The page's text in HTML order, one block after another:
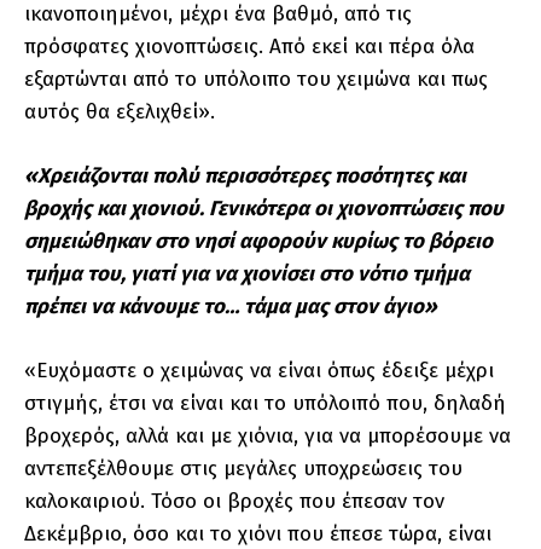
ικανοποιημένοι, μέχρι ένα βαθμό, από τις
πρόσφατες χιονοπτώσεις. Από εκεί και πέρα όλα
εξαρτώνται από το υπόλοιπο του χειμώνα και πως
αυτός θα εξελιχθεί».
«Χρειάζονται πολύ περισσότερες ποσότητες και
βροχής και χιονιού. Γενικότερα οι χιονοπτώσεις που
σημειώθηκαν στο νησί αφορούν κυρίως το βόρειο
τμήμα του, γιατί για να χιονίσει στο νότιο τμήμα
πρέπει να κάνουμε το… τάμα μας στον άγιο»
«Ευχόμαστε ο χειμώνας να είναι όπως έδειξε μέχρι
στιγμής, έτσι να είναι και το υπόλοιπό που, δηλαδή
βροχερός, αλλά και με χιόνια, για να μπορέσουμε να
αντεπεξέλθουμε στις μεγάλες υποχρεώσεις του
καλοκαιριού. Τόσο οι βροχές που έπεσαν τον
Δεκέμβριο, όσο και το χιόνι που έπεσε τώρα, είναι